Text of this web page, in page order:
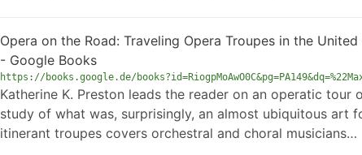
Opera on the Road: Traveling Opera Troupes in the
- Google Books
https://books.google.de/
Katherine K. Preston leads the reader on an operatic
study of what was, surprisingly, an almost ubiquitous art
itinerant troupes covers orchestral and choral musicians…